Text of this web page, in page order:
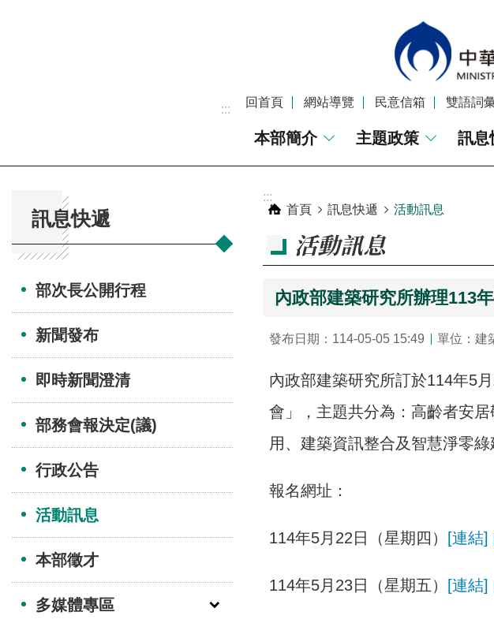
:::
回首頁 網站導覽 民意信箱 雙語詞
本部簡介 主題政策 訊息
訊息快遞
部次長公開行程
新聞發布
即時新聞澄清
部務會報決定(議)
行政公告
活動訊息
本部徵才
多媒體專區
:::
首頁
訊息快遞 活動訊息
活動訊息
內政部建築研究所辦理113
發布日期：114-05-05 15:49 單位：建
內政部建築研究所訂於114年5
會」，主題共分為：高齡者安
用、建築資訊整合及智慧淨零
報名網址：
114年5月22日（星期四） [連結]
114年5月23日（星期五） [連結]